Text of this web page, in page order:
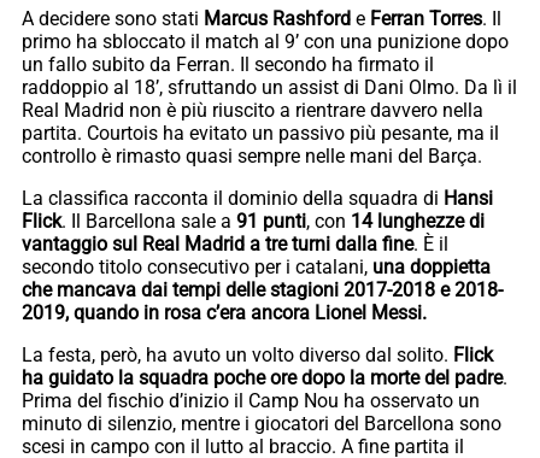
A decidere sono stati Marcus Rashford e Ferran Torres. Il
primo ha sbloccato il match al 9’ con una punizione dopo
un fallo subito da Ferran. Il secondo ha firmato il
raddoppio al 18’, sfruttando un assist di Dani Olmo. Da lì il
Real Madrid non è più riuscito a rientrare davvero nella
partita. Courtois ha evitato un passivo più pesante, ma il
controllo è rimasto quasi sempre nelle mani del Barça.
La classifica racconta il dominio della squadra di Hansi
Flick. Il Barcellona sale a 91 punti, con 14 lunghezze di
vantaggio sul Real Madrid a tre turni dalla fine. È il
secondo titolo consecutivo per i catalani, una doppietta
che mancava dai tempi delle stagioni 2017-2018 e 2018-
2019, quando in rosa c’era ancora Lionel Messi.
La festa, però, ha avuto un volto diverso dal solito. Flick
ha guidato la squadra poche ore dopo la morte del padre.
Prima del fischio d’inizio il Camp Nou ha osservato un
minuto di silenzio, mentre i giocatori del Barcellona sono
scesi in campo con il lutto al braccio. A fine partita il